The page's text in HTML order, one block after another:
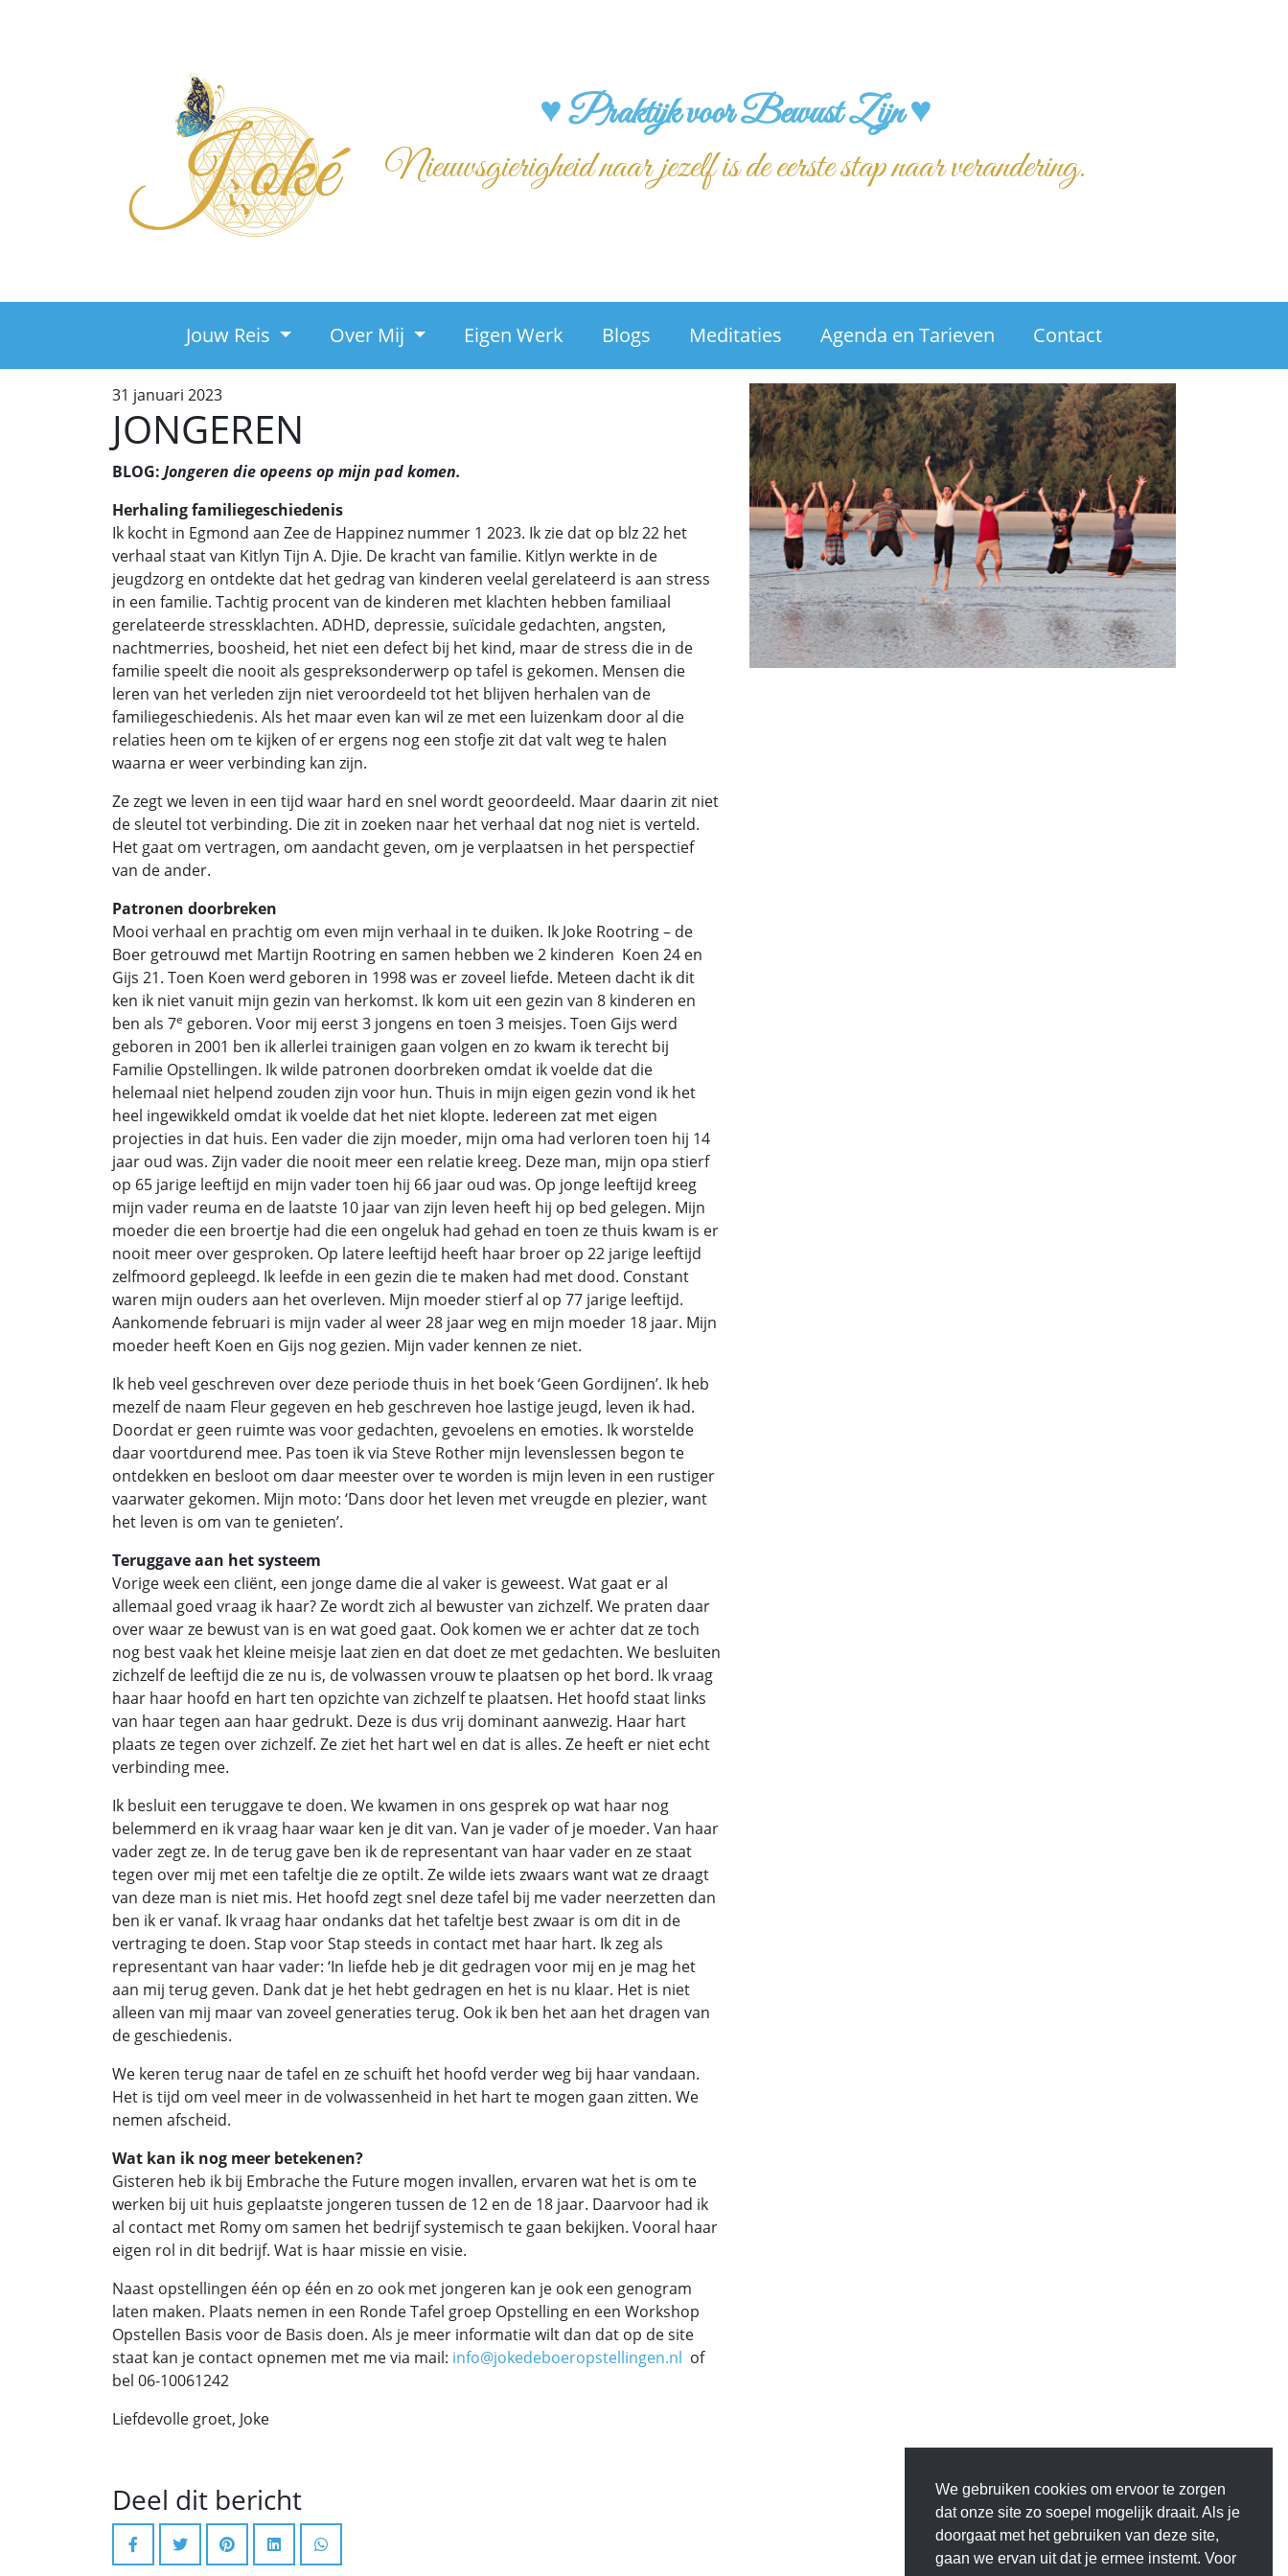
♥ Praktijk voor Bewust Zijn ♥
Nieuwsgierigheid naar jezelf is de eerste stap naar verandering.
Jouw Reis Over Mij Eigen Werk Blogs Meditaties Agenda en Tarieven Contact
31 januari 2023
JONGEREN
BLOG: Jongeren die opeens op mijn pad komen.
Herhaling familiegeschiedenis
Ik kocht in Egmond aan Zee de Happinez nummer 1 2023. Ik zie dat op blz 22 het
verhaal staat van Kitlyn Tijn A. Djie. De kracht van familie. Kitlyn werkte in de
jeugdzorg en ontdekte dat het gedrag van kinderen veelal gerelateerd is aan stress
in een familie. Tachtig procent van de kinderen met klachten hebben familiaal
gerelateerde stressklachten. ADHD, depressie, suïcidale gedachten, angsten,
nachtmerries, boosheid, het niet een defect bij het kind, maar de stress die in de
familie speelt die nooit als gespreksonderwerp op tafel is gekomen. Mensen die
leren van het verleden zijn niet veroordeeld tot het blijven herhalen van de
familiegeschiedenis. Als het maar even kan wil ze met een luizenkam door al die
relaties heen om te kijken of er ergens nog een stofje zit dat valt weg te halen
waarna er weer verbinding kan zijn.
Ze zegt we leven in een tijd waar hard en snel wordt geoordeeld. Maar daarin zit niet
de sleutel tot verbinding. Die zit in zoeken naar het verhaal dat nog niet is verteld.
Het gaat om vertragen, om aandacht geven, om je verplaatsen in het perspectief
van de ander.
Patronen doorbreken
Mooi verhaal en prachtig om even mijn verhaal in te duiken. Ik Joke Rootring – de
Boer getrouwd met Martijn Rootring en samen hebben we 2 kinderen Koen 24 en
Gijs 21. Toen Koen werd geboren in 1998 was er zoveel liefde. Meteen dacht ik dit
ken ik niet vanuit mijn gezin van herkomst. Ik kom uit een gezin van 8 kinderen en
ben als 7e geboren. Voor mij eerst 3 jongens en toen 3 meisjes. Toen Gijs werd
geboren in 2001 ben ik allerlei trainigen gaan volgen en zo kwam ik terecht bij
Familie Opstellingen. Ik wilde patronen doorbreken omdat ik voelde dat die
helemaal niet helpend zouden zijn voor hun. Thuis in mijn eigen gezin vond ik het
heel ingewikkeld omdat ik voelde dat het niet klopte. Iedereen zat met eigen
projecties in dat huis. Een vader die zijn moeder, mijn oma had verloren toen hij 14
jaar oud was. Zijn vader die nooit meer een relatie kreeg. Deze man, mijn opa stierf
op 65 jarige leeftijd en mijn vader toen hij 66 jaar oud was. Op jonge leeftijd kreeg
mijn vader reuma en de laatste 10 jaar van zijn leven heeft hij op bed gelegen. Mijn
moeder die een broertje had die een ongeluk had gehad en toen ze thuis kwam is er
nooit meer over gesproken. Op latere leeftijd heeft haar broer op 22 jarige leeftijd
zelfmoord gepleegd. Ik leefde in een gezin die te maken had met dood. Constant
waren mijn ouders aan het overleven. Mijn moeder stierf al op 77 jarige leeftijd.
Aankomende februari is mijn vader al weer 28 jaar weg en mijn moeder 18 jaar. Mijn
moeder heeft Koen en Gijs nog gezien. Mijn vader kennen ze niet.
Ik heb veel geschreven over deze periode thuis in het boek ‘Geen Gordijnen’. Ik heb
mezelf de naam Fleur gegeven en heb geschreven hoe lastige jeugd, leven ik had.
Doordat er geen ruimte was voor gedachten, gevoelens en emoties. Ik worstelde
daar voortdurend mee. Pas toen ik via Steve Rother mijn levenslessen begon te
ontdekken en besloot om daar meester over te worden is mijn leven in een rustiger
vaarwater gekomen. Mijn moto: ‘Dans door het leven met vreugde en plezier, want
het leven is om van te genieten’.
Teruggave aan het systeem
Vorige week een cliënt, een jonge dame die al vaker is geweest. Wat gaat er al
allemaal goed vraag ik haar? Ze wordt zich al bewuster van zichzelf. We praten daar
over waar ze bewust van is en wat goed gaat. Ook komen we er achter dat ze toch
nog best vaak het kleine meisje laat zien en dat doet ze met gedachten. We besluiten
zichzelf de leeftijd die ze nu is, de volwassen vrouw te plaatsen op het bord. Ik vraag
haar haar hoofd en hart ten opzichte van zichzelf te plaatsen. Het hoofd staat links
van haar tegen aan haar gedrukt. Deze is dus vrij dominant aanwezig. Haar hart
plaats ze tegen over zichzelf. Ze ziet het hart wel en dat is alles. Ze heeft er niet echt
verbinding mee.
Ik besluit een teruggave te doen. We kwamen in ons gesprek op wat haar nog
belemmerd en ik vraag haar waar ken je dit van. Van je vader of je moeder. Van haar
vader zegt ze. In de terug gave ben ik de representant van haar vader en ze staat
tegen over mij met een tafeltje die ze optilt. Ze wilde iets zwaars want wat ze draagt
van deze man is niet mis. Het hoofd zegt snel deze tafel bij me vader neerzetten dan
ben ik er vanaf. Ik vraag haar ondanks dat het tafeltje best zwaar is om dit in de
vertraging te doen. Stap voor Stap steeds in contact met haar hart. Ik zeg als
representant van haar vader: ‘In liefde heb je dit gedragen voor mij en je mag het
aan mij terug geven. Dank dat je het hebt gedragen en het is nu klaar. Het is niet
alleen van mij maar van zoveel generaties terug. Ook ik ben het aan het dragen van
de geschiedenis.
We keren terug naar de tafel en ze schuift het hoofd verder weg bij haar vandaan.
Het is tijd om veel meer in de volwassenheid in het hart te mogen gaan zitten. We
nemen afscheid.
Wat kan ik nog meer betekenen?
Gisteren heb ik bij Embrache the Future mogen invallen, ervaren wat het is om te
werken bij uit huis geplaatste jongeren tussen de 12 en de 18 jaar. Daarvoor had ik
al contact met Romy om samen het bedrijf systemisch te gaan bekijken. Vooral haar
eigen rol in dit bedrijf. Wat is haar missie en visie.
Naast opstellingen één op één en zo ook met jongeren kan je ook een genogram
laten maken. Plaats nemen in een Ronde Tafel groep Opstelling en een Workshop
Opstellen Basis voor de Basis doen. Als je meer informatie wilt dan dat op de site
staat kan je contact opnemen met me via mail: info@jokedeboeropstellingen.nl of
bel 06-10061242
Liefdevolle groet, Joke
Deel dit bericht
We gebruiken cookies om ervoor te zorgen
dat onze site zo soepel mogelijk draait. Als je
doorgaat met het gebruiken van deze site,
gaan we ervan uit dat je ermee instemt. Voor